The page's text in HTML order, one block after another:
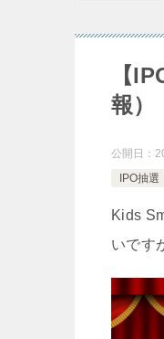
【
報）
公開日：
IPO抽
Kids
いです